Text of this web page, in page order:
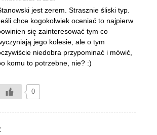
jest zerem. Strasznie śliski typ.
chce kogokolwiek oceniać to najpierw
się zainteresować tym co
jego kolesie, ale o tym
niedobra przypominać i mówić,
komu to potrzebne, nie? :)
0